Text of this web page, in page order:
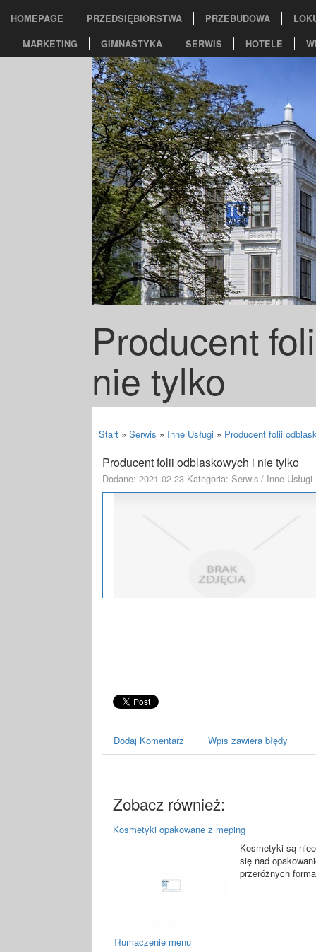
HOMEPAGE PRZEDSIĘBIORSTWA PRZEBUDOWA
MARKETING
GIMNASTYKA SERWIS HOTELE
Producent
nie tylko
Start » Serwis » Inne Usługi » Producent folii
Producent folii odblaskowych i nie tylko
Dodane: 2021-02-23 Kategoria: Serwis / Inne Usługi
Dodaj Komentarz Wpis zawiera błędy
Zobacz również:
Kosmetyki opakowane z meping
Kosmetyki są
się nad
przeróżnych
Tłumaczenie menu